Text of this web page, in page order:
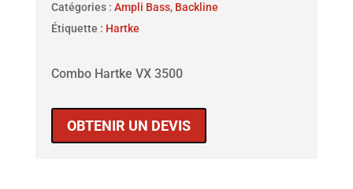
Catégories : Ampli Bass, Backline
Étiquette : Hartke
Combo Hartke VX 3500
OBTENIR UN DEVIS